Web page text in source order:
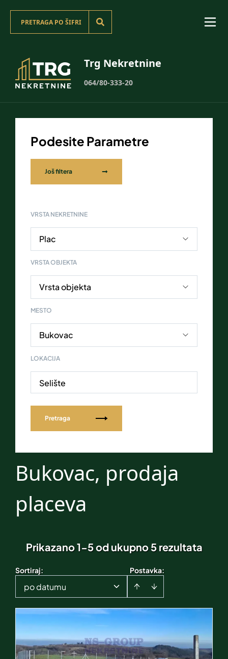
Trg Nekretnine
064/80-333-20
Podesite Parametre
Još filtera
VRSTA NEKRETNINE
VRSTA OBJEKTA
MESTO
LOKACIJA
Selište
Pretraga
Bukovac, prodaja
placeva
Prikazano 1-5 od ukupno 5 rezultata
Postavka:
Sortiraj:
po datumu